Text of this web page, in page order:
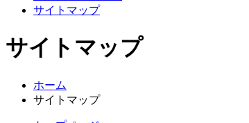
サイトマップ
サイトマップ
ホーム
サイトマップ